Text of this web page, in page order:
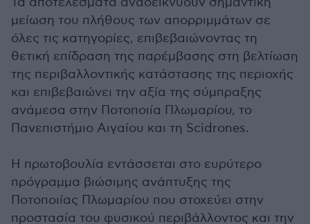
μείωση του πλήθους των απορριμμάτων σε
όλες τις κατηγορίες, επιβεβαιώνοντας τη
θετική επίδραση της παρέμβασης στη βελτίωση
της περιβαλλοντικής κατάστασης της περιοχής
και επιβεβαιώνει την αξία της σύμπραξης
ανάμεσα στην Ποτοποιία Πλωμαρίου, το
Πανεπιστήμιο Αιγαίου και τη Scidrones.
Η πρωτοβουλία εντάσσεται στο ευρύτερο
πρόγραμμα βιώσιμης ανάπτυξης της
Ποτοποιίας Πλωμαρίου που στοχεύει στην
προστασία του φυσικού περιβάλλοντος και την